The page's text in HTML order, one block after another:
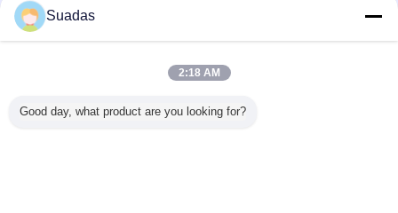
มากกว่าเครื่องผลิตท่อเหล็ก
ท่อเหล็ก
HRC CRC เครื่อง
เครื่องผลิตท่อ
Suadas
2:18 AM
Good day, what product are you looking for?